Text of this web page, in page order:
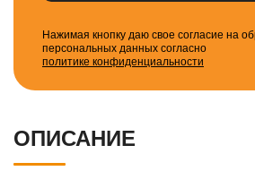
Нажимая кнопку даю свое согласие на
персональных данных согласно
политике конфиденциальности
ОПИСАНИЕ